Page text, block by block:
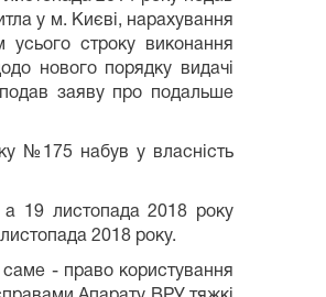
у м. Києві, нарахування
строку виконання
нового порядку видачі
заяву про подальше
№175 набув у власність
19 листопада 2018 року
2018 року.
- право користування